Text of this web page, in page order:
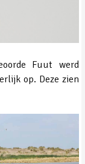
Fuut werd
op. Deze zien